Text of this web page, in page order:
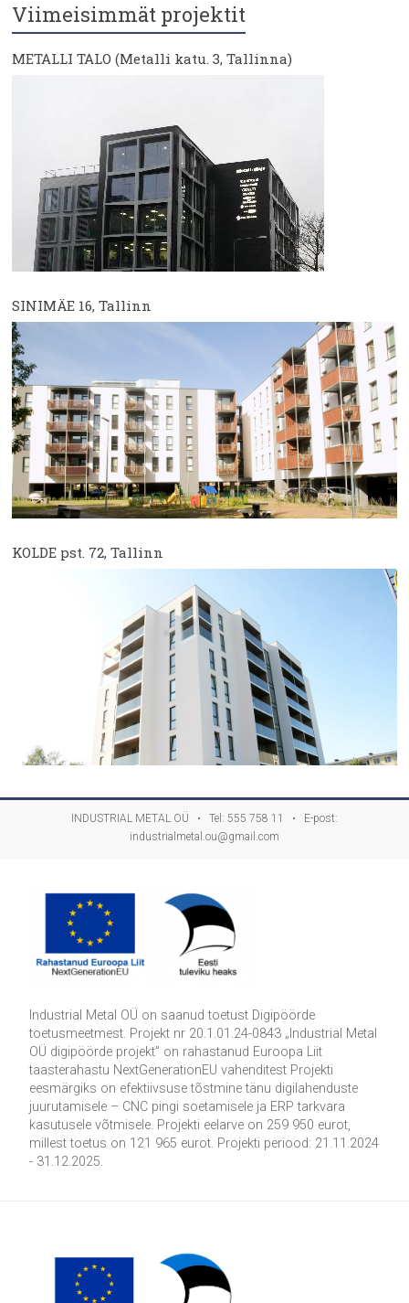
Viimeisimmät projektit
METALLI TALO (Metalli katu. 3, Tallinna)
SINIMÄE 16, Tallinn
KOLDE pst. 72, Tallinn
INDUSTRIAL METAL OÜ • Tel: 555 758 11
• E-post:
industrialmetal.ou@gmail.com
Industrial Metal OÜ on saanud toetust Digipöörde
toetusmeetmest. Projekt nr 20.1.01.24-0843 „Industrial Metal
OÜ digipöörde projekt” on rahastanud Euroopa Liit
taasterahastu NextGenerationEU vahenditest Projekti
eesmärgiks on efektiivsuse tõstmine tänu digilahenduste
juurutamisele – CNC pingi soetamisele ja ERP tarkvara
kasutusele võtmisele. Projekti eelarve on 259 950 eurot,
millest toetus on 121 965 eurot. Projekti periood: 21.11.2024
- 31.12.2025.